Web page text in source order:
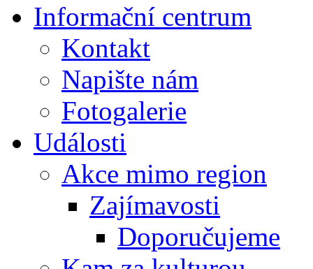
Informační centrum
Kontakt
Napište nám
Fotogalerie
Události
Akce mimo region
Zajímavosti
Doporučujeme